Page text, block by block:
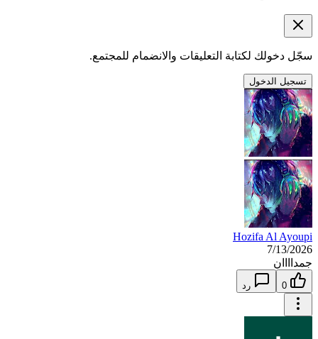
سجّل دخولك لكتابة التعليقات والانضمام للمجتمع.
تسجيل الدخول
Hozifa Al Ayoupi
7/13/2026
جمداااان
0 رد